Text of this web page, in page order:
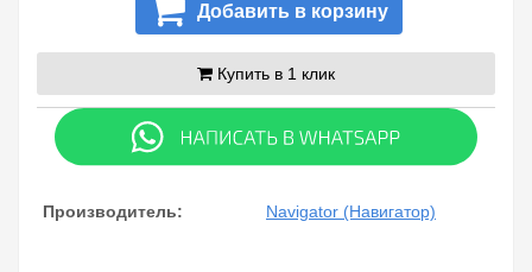
Добавить в корзину
Купить в 1 клик
Производитель: Navigator (Навигатор)